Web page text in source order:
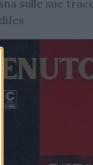
sulle sue